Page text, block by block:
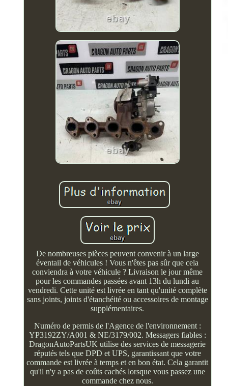
De nombreuses pièces peuvent convenir à un large
éventail de véhicules ! Vous n'êtes pas sûr que cela
conviendra à votre véhicule ? Livraison le jour même
pour les commandes passées avant 13h du lundi au
vendredi. Cette unité est livrée en tant qu'unité complète
sans joints, joints d'étanchéité ou accessoires de montage
supplémentaires.
Numéro de permis de l'Agence de l'environnement :
YP3192ZY/A001 & NE/3179/002. Messagers fiables :
DragonAutoPartsUK utilise des services de messagerie
réputés tels que DPD et UPS, garantissant que votre
commande est livrée à temps et en bon état. Cela garantit
qu'il n'y a pas de coûts cachés lorsque vous passez une
commande chez nous.